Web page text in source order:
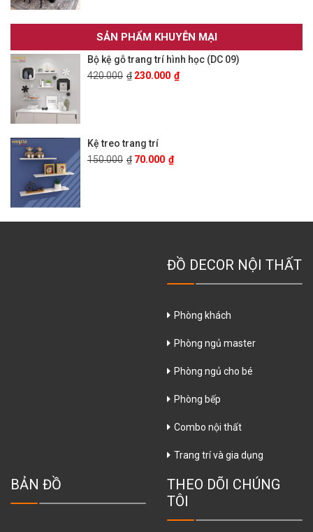
SẢN PHẨM KHUYỄN MẠI
Bộ kệ gỗ trang trí hình học (DC 09)
420.000 ₫ 230.000 ₫
Kệ treo trang trí
150.000 ₫ 70.000 ₫
ĐỒ DECOR NỘI THẤT
Phòng khách
Phòng ngủ master
Phòng ngủ cho bé
Phòng bếp
Combo nội thất
Trang trí và gia dụng
BẢN ĐỒ
THEO DÕI CHÚNG
TÔI